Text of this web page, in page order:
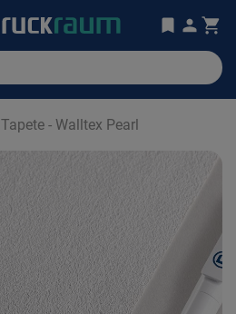
Tapete - Walltex Pearl